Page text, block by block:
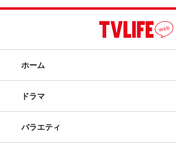
ホーム
ドラマ
バラエティ